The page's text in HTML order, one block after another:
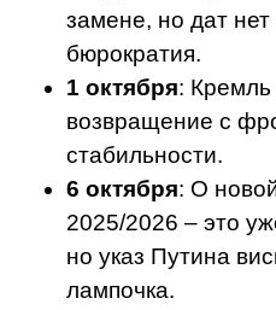
замене, но дат нет
бюрократия.
1 октября: Кремль
возвращение с
стабильности.
6 октября: О
2025/2026 – это
но указ Путина
лампочка.